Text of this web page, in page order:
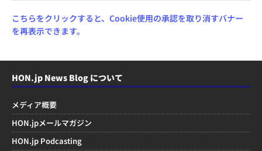
こちらをクリックすると、Cookie使用の承認を取り消すバナー
を再表示できます。
HON.jp News Blog について
メディア概要
HON.jpメールマガジン
HON.jp Podcasting